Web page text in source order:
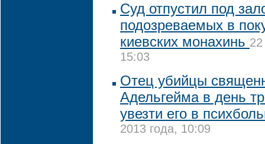
Суд отпустил под
подозреваемых в
киевских монахинь 22
15:03
Отец убийцы
Адельгейма в день
увезти его в
2013 года, 10:09